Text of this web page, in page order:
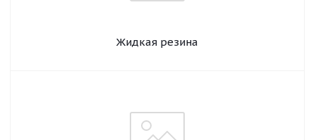
Жидкая резина